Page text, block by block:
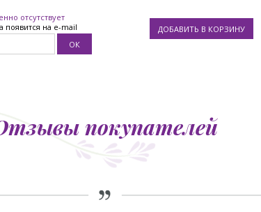
отсутствует
появится на e-mail
покупателей